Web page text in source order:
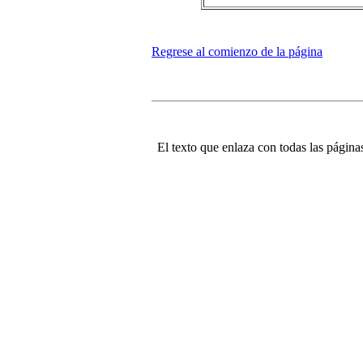
Regrese al comienzo de la página
El texto que enlaza con todas las